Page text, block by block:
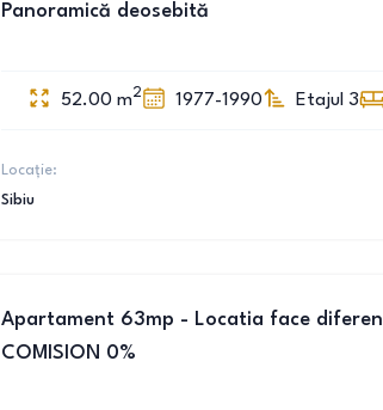
Panoramică deosebită
52.00 m2 1977-1990 Etajul 3
Locație:
Sibiu
Apartament 63mp - Locatia face
COMISION 0%